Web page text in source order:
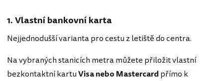
1. Vlastní bankovní karta
Nejjednodušší varianta pro cestu z letiště do centra.
Na vybraných stanicích metra můžete přiložit vlastní
bezkontaktní kartuVisa nebo Mastercard přímo k